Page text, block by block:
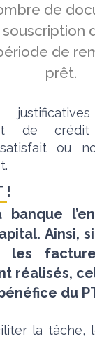
de
de
prêt.
de
satisfait ou
banque
Ainsi,
les
réalisés,
du
la tâche,